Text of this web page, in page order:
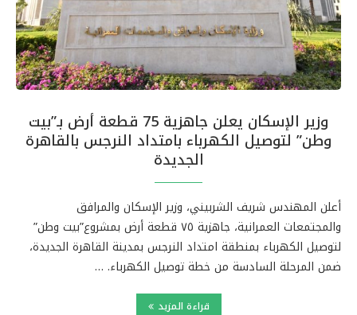
وزير الإسكان يعلن جاهزية 75 قطعة أرض بـ”بيت
وطن” لتوصيل الكهرباء بامتداد النرجس بالقاهرة
الجديدة
أعلن المهندس شريف الشربيني، وزير الإسكان والمرافق
والمجتمعات العمرانية، جاهزية ٧٥ قطعة أرض بمشروع”بيت وطن”
لتوصيل الكهرباء بمنطقة امتداد النرجس بمدينة القاهرة الجديدة،
ضمن المرحلة السادسة من خطة توصيل الكهرباء. …
قراءة المزيد